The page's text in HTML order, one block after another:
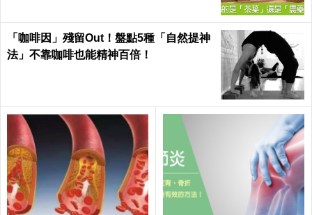
「咖啡因」殘留Out！盤點5種「自然提神
法」不靠咖啡也能精神百倍！